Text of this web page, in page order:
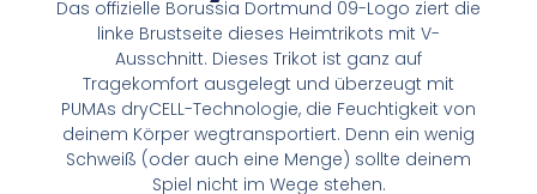
Das offizielle Borussia Dortmund 09-Logo ziert die
linke Brustseite dieses Heimtrikots mit V-
Ausschnitt. Dieses Trikot ist ganz auf
Tragekomfort ausgelegt und überzeugt mit
PUMAs dryCELL-Technologie, die Feuchtigkeit von
deinem Körper wegtransportiert. Denn ein wenig
Schweiß (oder auch eine Menge) sollte deinem
Spiel nicht im Wege stehen.